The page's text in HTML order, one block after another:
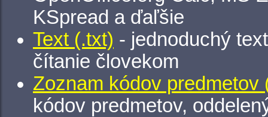
KSpread a ďaľšie
Text (.txt) - jednoduchý
čítanie človekom
Zoznam kódov predmetov
kódov predmetov,